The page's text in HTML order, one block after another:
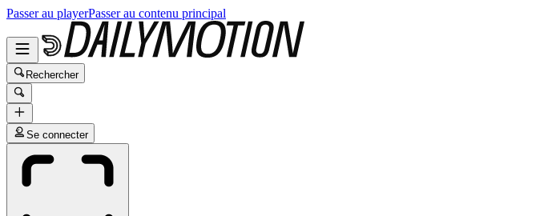
Passer au playerPasser au contenu principal
Rechercher
Se connecter